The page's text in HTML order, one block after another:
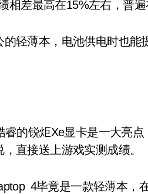
相差最高在15%左右，普
薄本，电池供电时也能
的锐炬Xe显卡是一大亮点
直接送上游戏实测成绩。
4毕竟是一款轻薄本，在